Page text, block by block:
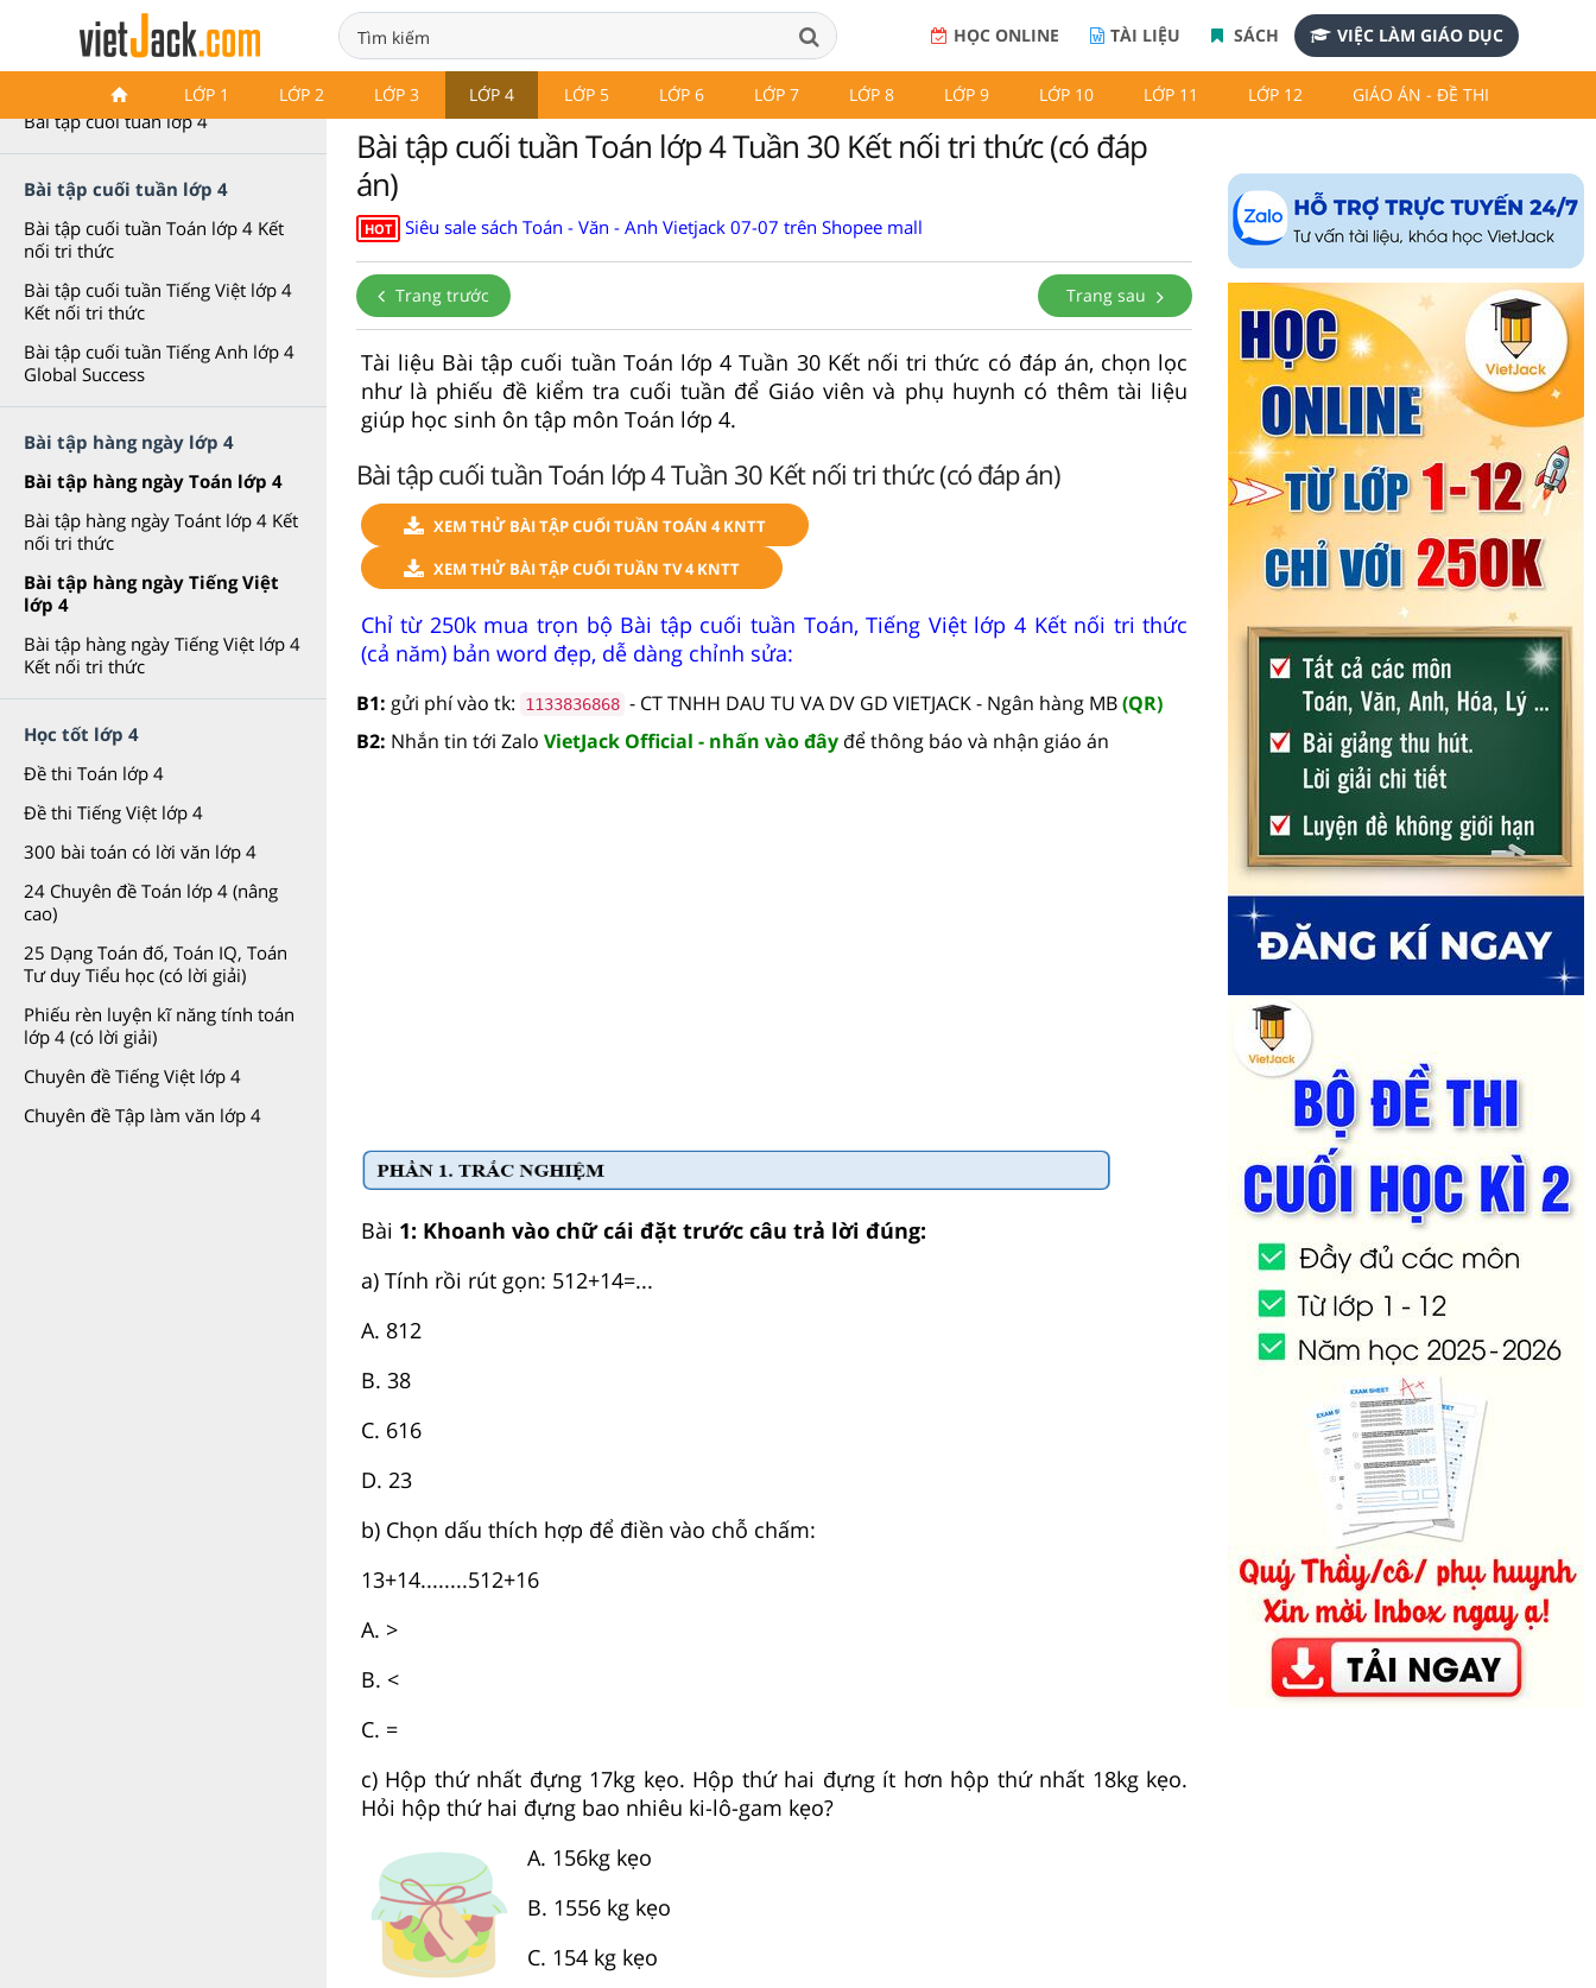
HỌC ONLINE TÀI LIỆU SÁCH VIỆC LÀM GIÁO DỤC
LỚP 1 LỚP 2 LỚP 3 LỚP 4 LỚP 5 LỚP 6 LỚP 7 LỚP 8 LỚP 9 LỚP 10 LỚP 11 LỚP 12 GIÁO ÁN - ĐỀ THI
Bài tập cuối tuần lớp 4
Bài tập cuối tuần lớp 4
Bài tập cuối tuần lớp 4
Bài tập cuối tuần Toán lớp 4 Kết
nối tri thức
Bài tập cuối tuần Tiếng Việt lớp 4
Kết nối tri thức
Bài tập cuối tuần Tiếng Anh lớp 4
Global Success
Bài tập hàng ngày lớp 4
Bài tập hàng ngày Toán lớp 4
Bài tập hàng ngày Toánt lớp 4 Kết
nối tri thức
Bài tập hàng ngày Tiếng Việt
lớp 4
Bài tập hàng ngày Tiếng Việt lớp 4
Kết nối tri thức
Học tốt lớp 4
Đề thi Toán lớp 4
Đề thi Tiếng Việt lớp 4
300 bài toán có lời văn lớp 4
24 Chuyên đề Toán lớp 4 (nâng
cao)
25 Dạng Toán đố, Toán IQ, Toán
Tư duy Tiểu học (có lời giải)
Phiếu rèn luyện kĩ năng tính toán
lớp 4 (có lời giải)
Chuyên đề Tiếng Việt lớp 4
Chuyên đề Tập làm văn lớp 4
Bài tập cuối tuần Toán lớp 4 Tuần 30 Kết nối tri thức (có đáp
án)
HOT Siêu sale sách Toán - Văn - Anh Vietjack 07-07 trên Shopee mall
Trang trước Trang sau
Tài liệu Bài tập cuối tuần Toán lớp 4 Tuần 30 Kết nối tri thức có đáp án, chọn lọc
như là phiếu đề kiểm tra cuối tuần để Giáo viên và phụ huynh có thêm tài liệu
giúp học sinh ôn tập môn Toán lớp 4.
Bài tập cuối tuần Toán lớp 4 Tuần 30 Kết nối tri thức (có đáp án)
XEM THỬ BÀI TẬP CUỐI TUẦN TOÁN 4 KNTT
XEM THỬ BÀI TẬP CUỐI TUẦN TV 4 KNTT
Chỉ từ 250k mua trọn bộ Bài tập cuối tuần Toán, Tiếng Việt lớp 4 Kết nối tri thức
(cả năm) bản word đẹp, dễ dàng chỉnh sửa:
B1: gửi phí vào tk: 1133836868 - CT TNHH DAU TU VA DV GD VIETJACK - Ngân hàng MB(QR)
B2: Nhắn tin tới Zalo VietJack Official - nhấn vào đây để thông báo và nhận giáo án
Bài 1: Khoanh vào chữ cái đặt trước câu trả lời đúng:
a) Tính rồi rút gọn: 512+14=...
A. 812
B. 38
C. 616
D. 23
b) Chọn dấu thích hợp để điền vào chỗ chấm:
13+14........512+16
A. >
B. <
C. =
c) Hộp thứ nhất đựng 17kg kẹo. Hộp thứ hai đựng ít hơn hộp thứ nhất 18kg kẹo.
Hỏi hộp thứ hai đựng bao nhiêu ki-lô-gam kẹo?
A. 156kg kẹo
B. 1556kg kẹo
C. 154kg kẹo